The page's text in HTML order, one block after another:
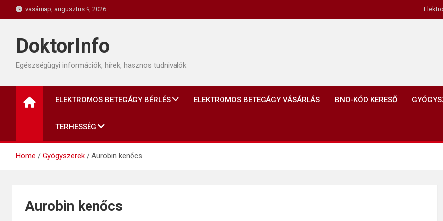
to
vasárnap, augusztus 9, 2026
DoktorInfo
Egészségügyi információk, hírek, hasznos tudnivalók
ELEKTROMOS BETEGÁGY BÉRLÉS ELEKTROMOS BETEGÁGY VÁSÁRLÁS BNO-KÓD KERESŐ
TERHESSÉG
Home Gyógyszerek Aurobin kenőcs
Aurobin kenőcs